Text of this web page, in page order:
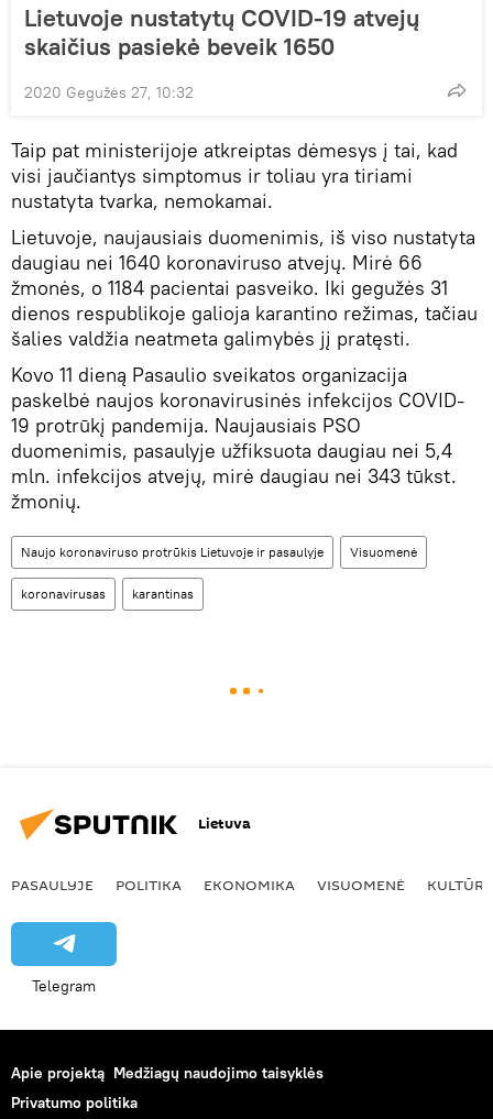
Lietuvoje nustatytų COVID-19 atvejų
skaičius pasiekė beveik 1650
2020 Gegužės 27, 10:32
Taip pat ministerijoje atkreiptas dėmesys į tai, kad
visi jaučiantys simptomus ir toliau yra tiriami
nustatyta tvarka, nemokamai.
Lietuvoje, naujausiais duomenimis, iš viso nustatyta
daugiau nei 1640 koronaviruso atvejų. Mirė 66
žmonės, o 1184 pacientai pasveiko. Iki gegužės 31
dienos respublikoje galioja karantino režimas, tačiau
šalies valdžia neatmeta galimybės jį pratęsti.
Kovo 11 dieną Pasaulio sveikatos organizacija
paskelbė naujos koronavirusinės infekcijos COVID-
19 protrūkį pandemija. Naujausiais PSO
duomenimis, pasaulyje užfiksuota daugiau nei 5,4
mln. infekcijos atvejų, mirė daugiau nei 343 tūkst.
žmonių.
Naujo koronaviruso protrūkis Lietuvoje ir pasaulyje Visuomenė
koronavirusas karantinas
Lietuva
PASAULYJE POLITIKA EKONOMIKA VISUOMENĖ KULTŪRA
Telegram
Apie projektą Medžiagų naudojimo taisyklės
Privatumo politika